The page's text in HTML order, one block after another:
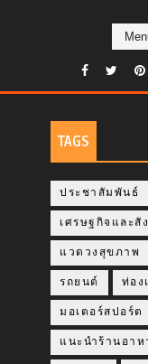
TAGS
ประชาสัมพันธ์
เศรษฐกิจและสั
แวดวงสุขภาพ
รถยนต์ ท่อง
มอเตอร์สปอร์ต
แนะนำร้านอาห